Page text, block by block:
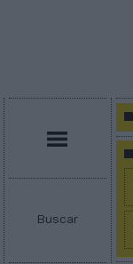
Buscar